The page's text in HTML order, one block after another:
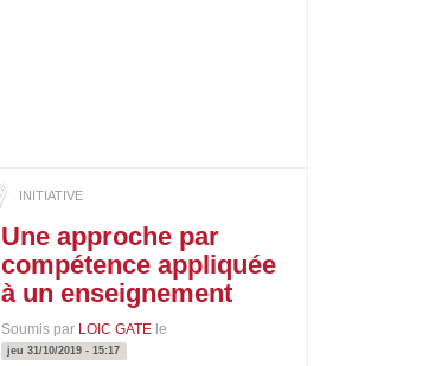
Une approche par
compétence appliquée
à un enseignement
Soumis par LOIC GATE le
jeu 31/10/2019 - 15:17